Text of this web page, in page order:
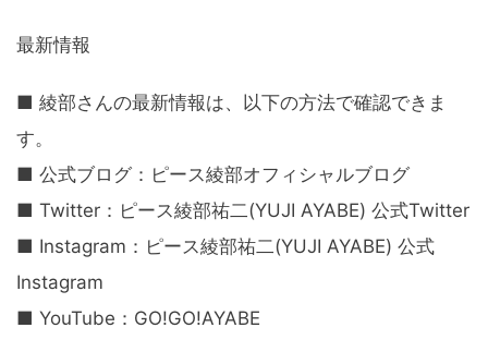
最新情報
■ 綾部さんの最新情報は、以下の方法で確認できま
す。
■ 公式ブログ：ピース綾部オフィシャルブログ
■ Twitter：ピース綾部祐二(YUJI AYABE) 公式Twitter
■ Instagram：ピース綾部祐二(YUJI AYABE) 公式
Instagram
■ YouTube：GO!GO!AYABE